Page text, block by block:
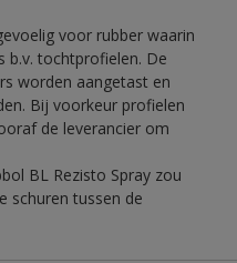
voor rubber waarin
b.v. tochtprofielen. De
worden aangetast en
Bij voorkeur profielen
de leverancier om
BL Rezisto Spray zou
schuren tussen de